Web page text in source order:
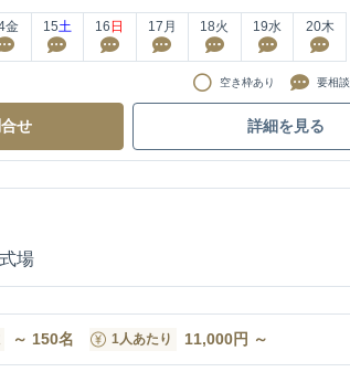
金 15土 16 日 17 月 18火 19水 20木
空き枠あり 要相談
せ 詳細を見る
場
～ 150名 1人あたり 11,000円 ～